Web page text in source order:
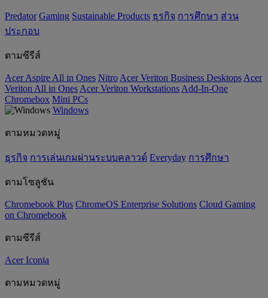
Predator Gaming ‌Sustainable Products ธุรกิจ การศึกษา ส่วน
ประกอบ
ตามซีรีส์
Acer Aspire All in Ones Nitro Acer Veriton Business Desktops Acer
Veriton All in Ones Acer Veriton Workstations Add-In-One
Chromebox Mini PCs
Windows
ตามหมวดหมู่
ธุรกิจ การเล่นเกมผ่านระบบคลาวด์ Everyday การศึกษา
ตามโซลูชัน
Chromebook Plus ChromeOS Enterprise Solutions Cloud Gaming
on Chromebook
ตามซีรีส์
Acer Iconia
ตามหมวดหมู่